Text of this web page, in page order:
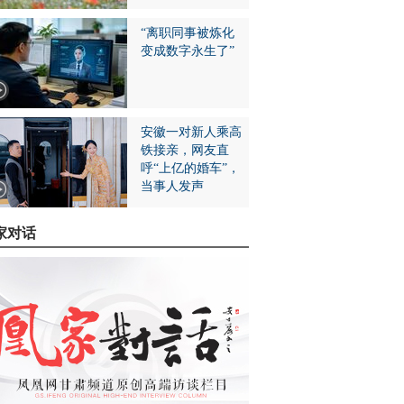
“离职同事被炼化
变成数字永生了”
安徽一对新人乘高
铁接亲，网友直
呼“上亿的婚车”，
当事人发声
对话